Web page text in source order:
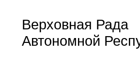
Верховная Рада
Автономной